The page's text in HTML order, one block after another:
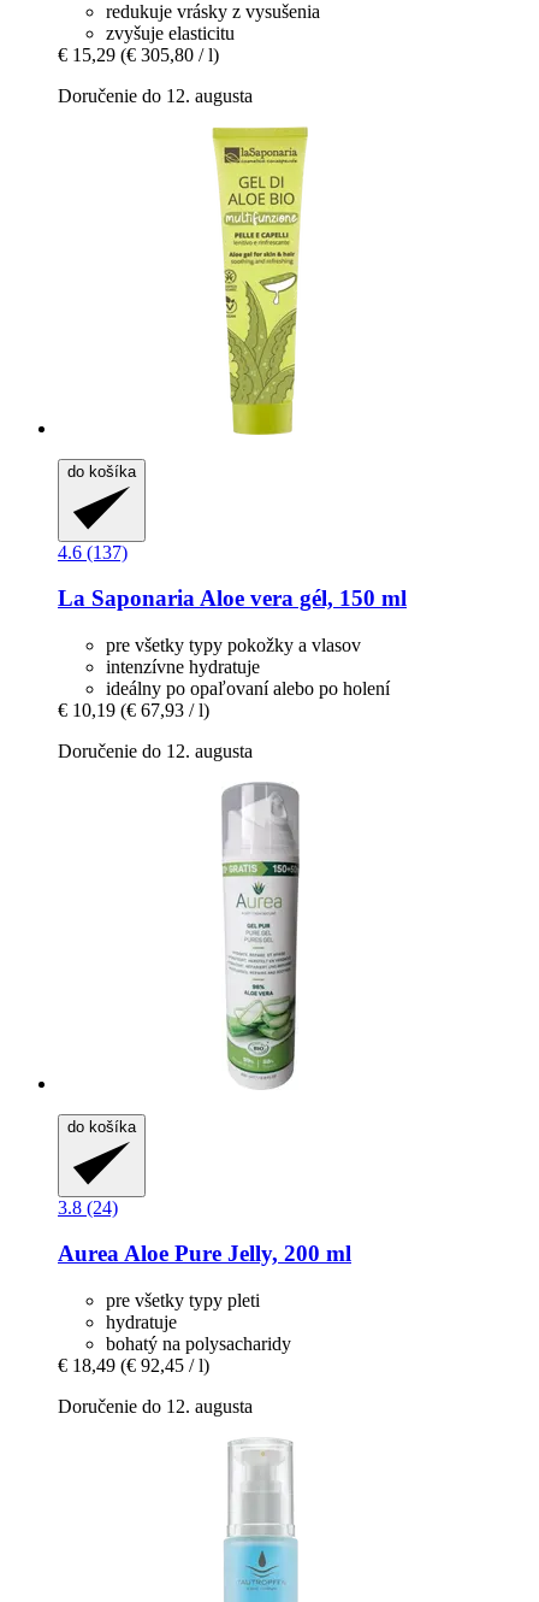
redukuje vrásky z vysušenia
zvyšuje elasticitu
€ 15,29 (€ 305,80 / l)
Doručenie do 12. augusta
do košíka
4.6 (137)
La SaponariaAloe vera gél, 150 ml
pre všetky typy pokožky a vlasov
intenzívne hydratuje
ideálny po opaľovaní alebo po holení
€ 10,19 (€ 67,93 / l)
Doručenie do 12. augusta
do košíka
3.8 (24)
AureaAloe Pure Jelly, 200 ml
pre všetky typy pleti
hydratuje
bohatý na polysacharidy
€ 18,49 (€ 92,45 / l)
Doručenie do 12. augusta